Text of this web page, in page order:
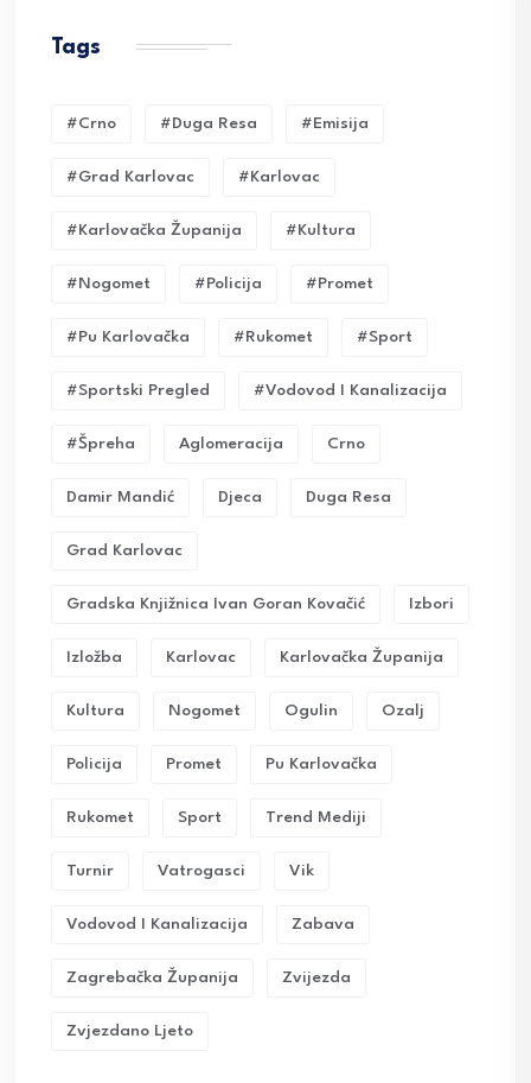
Tags
#crno #duga Resa #emisija
#grad Karlovac #karlovac
#karlovačka Županija #kultura
#nogomet #policija #promet
#pu Karlovačka #rukomet #sport
#sportski Pregled #vodovod I Kanalizacija
#Špreha Aglomeracija Crno
Damir Mandić Djeca Duga Resa
Grad Karlovac
Gradska Knjižnica Ivan Goran Kovačić Izbori
Izložba Karlovac Karlovačka Županija
Kultura Nogomet Ogulin Ozalj
Policija Promet Pu Karlovačka
Rukomet Sport Trend Mediji
Turnir Vatrogasci Vik
Vodovod I Kanalizacija Zabava
Zagrebačka Županija Zvijezda
Zvjezdano Ljeto